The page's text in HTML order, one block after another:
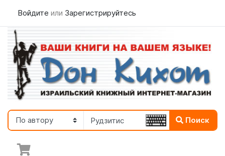
Войдите или Зарегистрируйтесь
Поиск